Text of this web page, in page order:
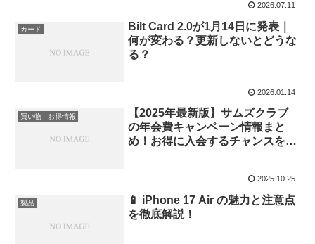
2026.07.11
カード
Bilt Card 2.0が1月14日に発表｜
何が変わる？更新しないとどうな
る？
2026.01.14
買い物 - お得情報
【2025年最新版】サムズクラブ
の年会費キャンペーン情報まと
め！お得に入会するチャンスを逃
2025.10.25
製品
📱 iPhone 17 Air の魅力と注意点
を徹底解説！